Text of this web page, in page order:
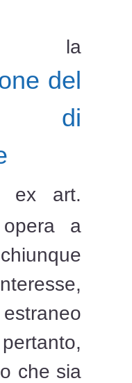
la
del
di
ex art.
a
che sia